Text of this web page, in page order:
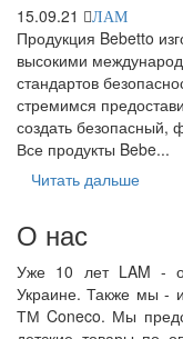
15.09.21 ЛАМ
Продукция Bebetto
высокими
стандартов
стремимся
создать безопасный,
Все продукты Bebe...
Читать дальше
О нас
Уже 10 лет LAM -
Украине. Также мы -
ТМ Coneco. Мы